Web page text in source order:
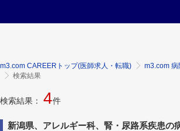
m3.com CAREERトップ(医師求人・転職)
m3.com
検索結果
検索結果： 4件
新潟県、アレルギー科、腎・尿路系疾患の